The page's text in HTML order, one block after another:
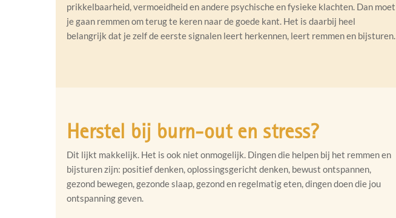
prikkelbaarheid, vermoeidheid en andere psychische en fysieke klachten. Dan moet
je gaan remmen om terug te keren naar de goede kant. Het is daarbij heel
belangrijk dat je zelf de eerste signalen leert herkennen, leert remmen en bijsturen.
Herstel bij burn-out en stress?
Dit lijkt makkelijk. Het is ook niet onmogelijk. Dingen die helpen bij het remmen en
bijsturen zijn: positief denken, oplossingsgericht denken, bewust ontspannen,
gezond bewegen, gezonde slaap, gezond en regelmatig eten, dingen doen die jou
ontspanning geven.